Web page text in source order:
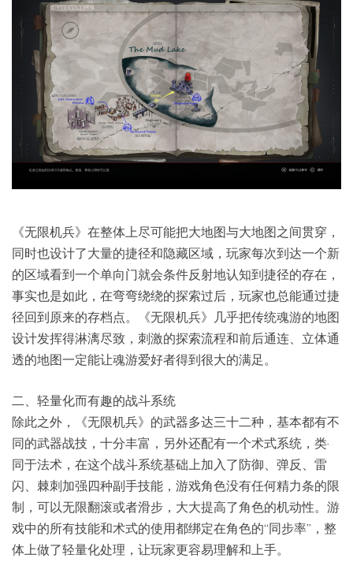
《无限机兵》在整体上尽可能把大地图与大地图之间贯穿，
同时也设计了大量的捷径和隐藏区域，玩家每次到达一个新
的区域看到一个单向门就会条件反射地认知到捷径的存在，
事实也是如此，在弯弯绕绕的探索过后，玩家也总能通过捷
径回到原来的存档点。《无限机兵》几乎把传统魂游的地图
设计发挥得淋漓尽致，刺激的探索流程和前后通连、立体通
透的地图一定能让魂游爱好者得到很大的满足。
二、轻量化而有趣的战斗系统
除此之外，《无限机兵》的武器多达三十二种，基本都有不
同的武器战技，十分丰富，另外还配有一个术式系统，类·
同于法术，在这个战斗系统基础上加入了防御、弹反、雷
闪、棘刺加强四种副手技能，游戏角色没有任何精力条的限
制，可以无限翻滚或者滑步，大大提高了角色的机动性。游
戏中的所有技能和术式的使用都绑定在角色的“同步率”，整
体上做了轻量化处理，让玩家更容易理解和上手。